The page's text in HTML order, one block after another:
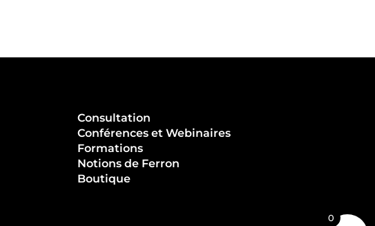
Consultation
Conférences et Webinaires
Formations
Notions de Ferron
Boutique
0